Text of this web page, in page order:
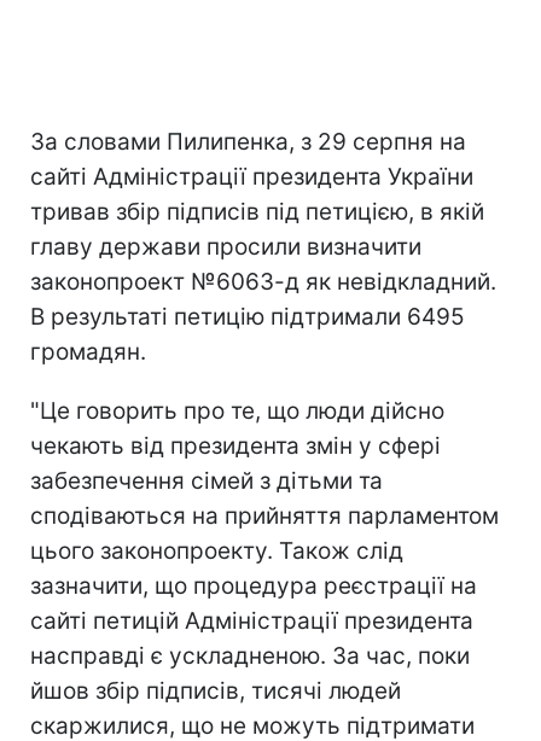
За словами Пилипенка, з 29 серпня на
сайті Адміністрації президента України
тривав збір підписів під петицією, в якій
главу держави просили визначити
законопроект №6063-д як невідкладний.
В результаті петицію підтримали 6495
громадян.
"Це говорить про те, що люди дійсно
чекають від президента змін у сфері
забезпечення сімей з дітьми та
сподіваються на прийняття парламентом
цього законопроекту. Також слід
зазначити, що процедура реєстрації на
сайті петицій Адміністрації президента
насправді є ускладненою. За час, поки
йшов збір підписів, тисячі людей
скаржилися, що не можуть підтримати